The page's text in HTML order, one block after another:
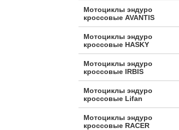
Мотоциклы эндуро
кроссовые AVANTIS
Мотоциклы эндуро
кроссовые HASKY
Мотоциклы эндуро
кроссовые IRBIS
Мотоциклы эндуро
кроссовые Lifan
Мотоциклы эндуро
кроссовые RACER